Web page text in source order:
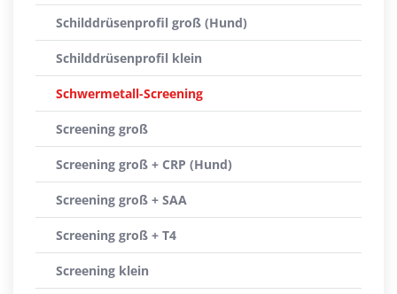
Schilddrüsenprofil groß (Hund)
Schilddrüsenprofil klein
Schwermetall-Screening
Screening groß
Screening groß + CRP (Hund)
Screening groß + SAA
Screening groß + T4
Screening klein